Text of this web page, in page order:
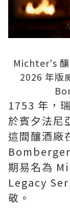
Michter's
2026 年版
1753 年，
於賓夕法尼
這間釀酒廠
期易名為
Legacy
敬。